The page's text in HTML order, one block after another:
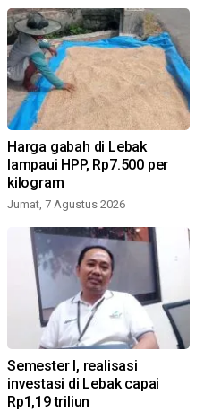
Harga gabah di Lebak
lampaui HPP, Rp7.500 per
kilogram
Jumat, 7 Agustus 2026
Semester I, realisasi
investasi di Lebak capai
Rp1,19 triliun